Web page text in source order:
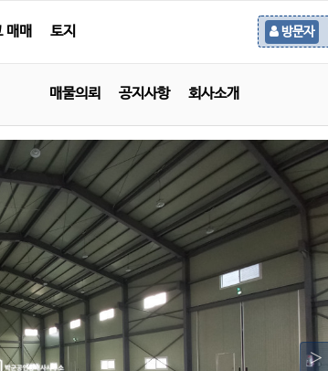
매매 토지 방문자
매물의뢰 공지사항 회사소개